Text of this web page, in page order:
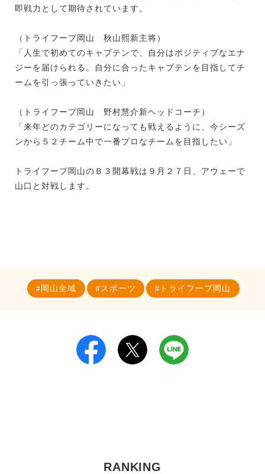
即戦力として期待されています。
（トライフープ岡山 秋山熙新主将）
「人生で初めてのキャプテンで、自分はポジティブなエナ
ジーを届けられる。自分に合ったキャプテンを目指してチ
ームを引っ張っていきたい」
（トライフープ岡山 野村慧介新ヘッドコーチ）
「来年どのカテゴリーになっても戦えるように、今シーズ
ンから５２チーム中で一番プロなチームを目指したい」
トライフープ岡山のＢ３開幕戦は９月２７日、アウェーで
山口と対戦します。
岡山全域 スポーツ トライフープ岡山
RANKING